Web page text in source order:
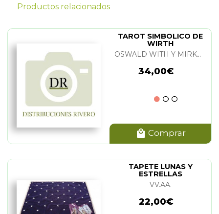
Productos relacionados
TAROT SIMBOLICO DE
WIRTH
OSWALD WITH Y MIRKO NEGRI
34,00€
Comprar
TAPETE LUNAS Y
ESTRELLAS
VV.AA.
22,00€